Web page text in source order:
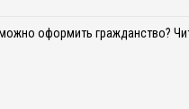
оформить гражданство?